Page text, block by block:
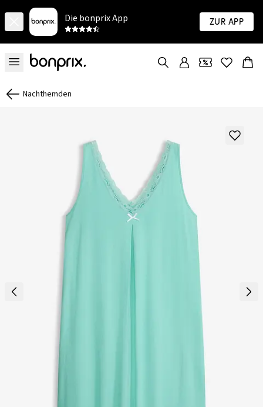
Die bonprix App Zur App
Nachthemden